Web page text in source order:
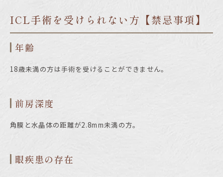
ICL手術を受けられない方【禁忌事項】
年齢
18歳未満の方は手術を受けることができません。
前房深度
角膜と水晶体の距離が2.8mm未満の方。
眼疾患の存在